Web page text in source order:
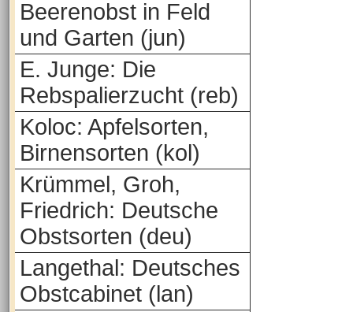
Beerenobst in Feld
und Garten (jun)
E. Junge: Die
Rebspalierzucht (reb)
Koloc: Apfelsorten,
Birnensorten (kol)
Krümmel, Groh,
Friedrich: Deutsche
Obstsorten (deu)
Langethal: Deutsches
Obstcabinet (lan)